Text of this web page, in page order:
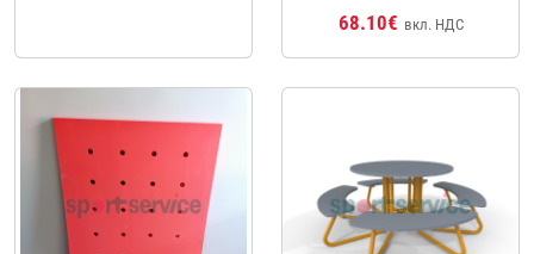
68.10€ вкл. НДС